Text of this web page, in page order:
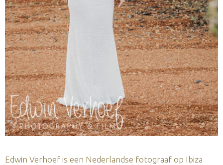
Edwin Verhoef is een Nederlandse fotograaf op Ibiza